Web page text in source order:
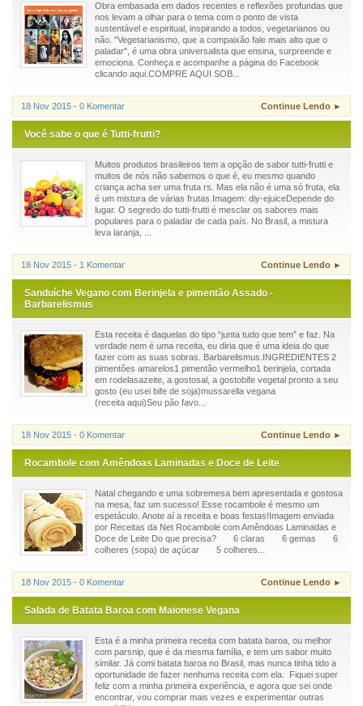
Obra embasada em dados recentes e reflexões profundas que
nos levam a olhar para o tema com o ponto de vista
sustentável e espiritual, inspirando a todos, vegetarianos ou
não. "Vegetarianismo, que a compaixão fale mais alto que o
paladar", é uma obra universalista que ensina, surpreende e
emociona. Conheça e acompanhe a página do Facebook
clicando aqui.COMPRE AQUI SOB...
18 Nov 2015 - 0 Komentar Continue Lendo ►
Você sabe o que é Tutti-frutti?
Muitos produtos brasileiros tem a opção de sabor tutti-frutti e
muitos de nós não sabemos o que é, eu mesmo quando
criança acha ser uma fruta rs. Mas ela não é uma só fruta, ela
é um mistura de várias frutas.Imagem: diy-ejuiceDepende do
lugar. O segredo do tutti-frutti é mesclar os sabores mais
populares para o paladar de cada país. No Brasil, a mistura
leva laranja, ...
18 Nov 2015 - 1 Komentar Continue Lendo ►
Sanduíche Vegano com Berinjela e pimentão Assado -
Barbarelismus
Esta receita é daquelas do tipo “junta tudo que tem” e faz. Na
verdade nem é uma receita, eu diria que é uma ideia do que
fazer com as suas sobras. Barbarelismus.INGREDIENTES 2
pimentões amarelos1 pimentão vermelho1 berinjela, cortada
em rodelasazeite, a gostosal, a gostobife vegetal pronto a seu
gosto (eu usei bife de soja)mussarella vegana
(receita aqui)Seu pão favo...
18 Nov 2015 - 0 Komentar Continue Lendo ►
Rocambole com Amêndoas Laminadas e Doce de Leite
Natal chegando e uma sobremesa bem apresentada e gostosa
na mesa, faz um sucesso! Esse rocambole é mesmo um
espetáculo. Anote aí a receita e boas festas!Imagem enviada
por Receitas da Net Rocambole com Amêndoas Laminadas e
Doce de Leite Do que precisa? 6 claras 6 gemas 6
colheres (sopa) de açúcar 5 colheres...
18 Nov 2015 - 0 Komentar Continue Lendo ►
Salada de Batata Baroa com Maionese Vegana
Esta é a minha primeira receita com batata baroa, ou melhor
com parsnip, que é da mesma família, e tem um sabor muito
similar. Já comi batata baroa no Brasil, mas nunca tinha tido a
oportunidade de fazer nenhuma receita com ela. Fiquei super
feliz com a minha primeira experiência, e agora que sei onde
encontrar, vou comprar mais vezes e experimentar outras